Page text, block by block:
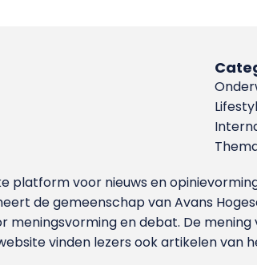
platform voor nieuws en
de gemeenschap van Avans
meningsvorming en debat. De
vinden lezers ook artikelen van